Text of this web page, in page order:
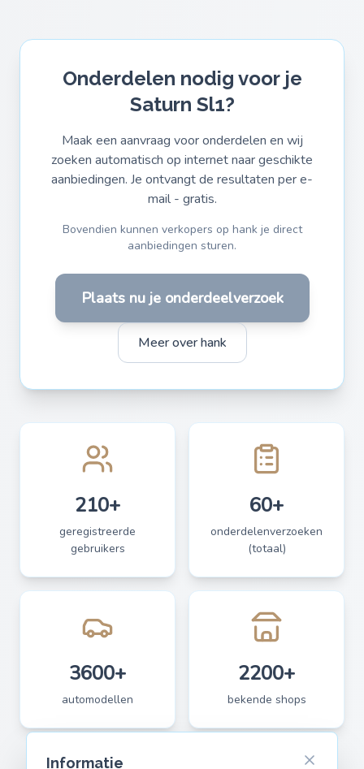
Onderdelen nodig voor je
Saturn Sl1?
Maak een aanvraag voor onderdelen en wij
zoeken automatisch op internet naar geschikte
aanbiedingen. Je ontvangt de resultaten per e-
mail - gratis.
Bovendien kunnen verkopers op hank je direct
aanbiedingen sturen.
Plaats nu je onderdeelverzoek
Meer over hank
210+
geregistreerde
gebruikers
60+
onderdelenverzoeken
(totaal)
3600+
automodellen
2200+
bekende shops
Informatie